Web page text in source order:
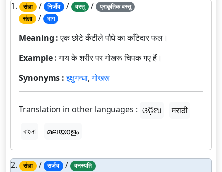
1. संज्ञा / निर्जीव / वस्तु /
प्राकृतिक वस्तु
संज्ञा / भाग
Meaning :एक छोटे कँटीले पौधे का काँटेदार फल।
Example :गाय के शरीर पर गोखरू चिपक गए हैं।
Synonyms :इक्षुगन्धा,गोखरू
Translation in other languages : ଓଡ଼ିଆ
मराठी
বাংলা
മലയാളം
2. संज्ञा / सजीव / वनस्पति